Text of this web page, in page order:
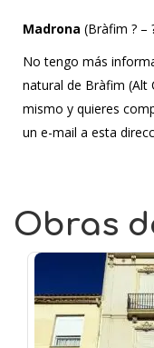
Madrona (Bràfim ? –
No tengo más
natural de Bràfim (Alt
mismo y quieres
un e-mail a esta
Obras